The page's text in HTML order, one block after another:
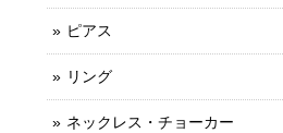
ピアス
リング
ネックレス・チョーカー